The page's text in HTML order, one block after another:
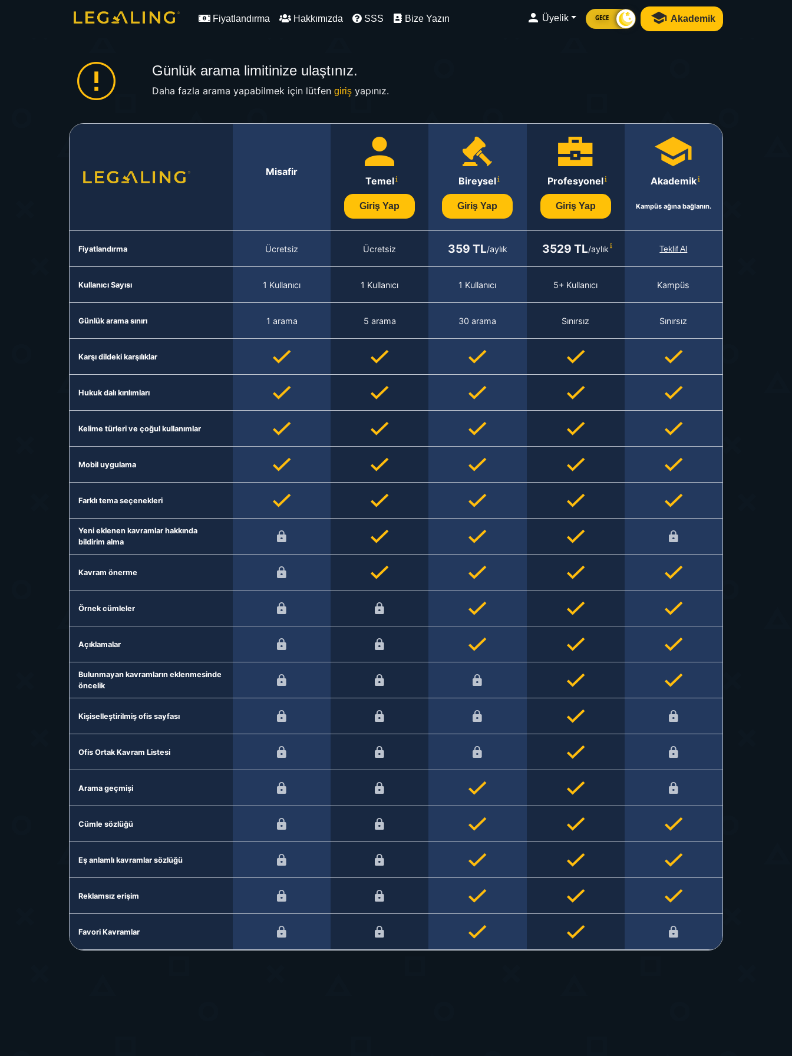
Fiyatlandırma Hakkımızda SSS Bize Yazın Üyelik GECE Akademik
Günlük arama limitinize ulaştınız.
Daha fazla arama yapabilmek için lütfen girişyapınız.
Misafir
Temel
Giriş Yap
Bireysel
Giriş Yap
Profesyonel
Giriş Yap
Akademik
Kampüs ağına bağlanın.
Fiyatlandırma Ücretsiz Ücretsiz 359 TL/aylık 3529 TL/aylık Teklif Al
Kullanıcı Sayısı 1 Kullanıcı 1 Kullanıcı 1 Kullanıcı 5+ Kullanıcı Kampüs
Günlük arama sınırı 1 arama 5 arama 30 arama Sınırsız Sınırsız
Karşı dildeki karşılıklar
Hukuk dalı kırılımları
Kelime türleri ve çoğul kullanımlar
Mobil uygulama
Farklı tema seçenekleri
Yeni eklenen kavramlar hakkında
bildirim alma
Kavram önerme
Örnek cümleler
Açıklamalar
Bulunmayan kavramların eklenmesinde
öncelik
Kişiselleştirilmiş ofis sayfası
Ofis Ortak Kavram Listesi
Arama geçmişi
Cümle sözlüğü
Eş anlamlı kavramlar sözlüğü
Reklamsız erişim
Favori Kavramlar